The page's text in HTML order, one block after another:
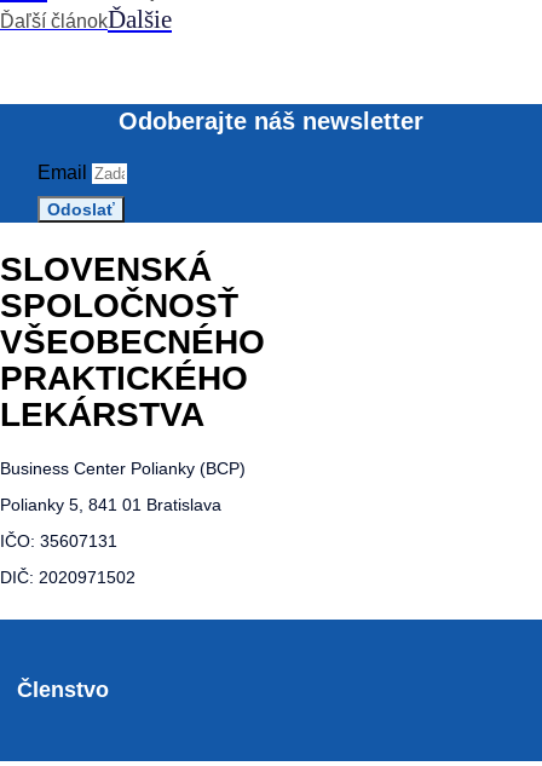
Ďaľší článokĎalšie
Odoberajte náš newsletter
Email
Odoslať
SLOVENSKÁ
SPOLOČNOSŤ
VŠEOBECNÉHO
PRAKTICKÉHO
LEKÁRSTVA
Business Center Polianky (BCP)
Polianky 5, 841 01 Bratislava
IČO: 35607131
DIČ: 2020971502
Členstvo